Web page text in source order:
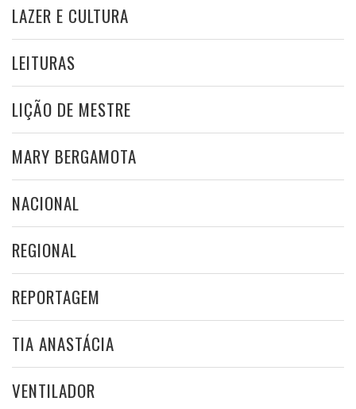
LAZER E CULTURA
LEITURAS
LIÇÃO DE MESTRE
MARY BERGAMOTA
NACIONAL
REGIONAL
REPORTAGEM
TIA ANASTÁCIA
VENTILADOR